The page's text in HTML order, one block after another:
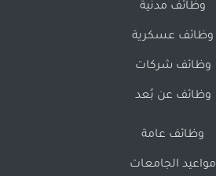
وظائف مدنية
وظائف عسكرية
وظائف شركات
وظائف عن بُعد
وظائف عامة
مواعيد الجامعات